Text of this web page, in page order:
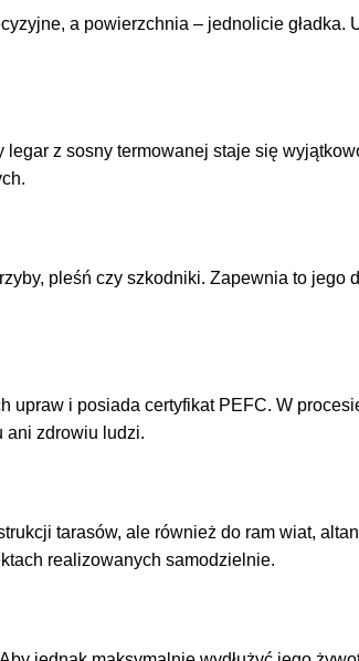
a powierzchnia – jednolicie gładka.
z sosny termowanej staje się
pleśń czy szkodniki. Zapewnia to jego
i posiada certyfikat PEFC. W
ani zdrowiu ludzi.
tarasów, ale również do ram wiat,
realizowanych samodzielnie.